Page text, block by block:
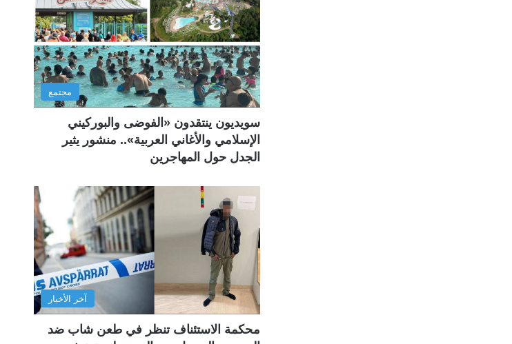
مجتمع
سويديون ينتقدون «الفوضى والبوركيني
الإسلامي والأغاني العربية».. منشور يثير
الجدل حول المهاجرين
آخر الأخبار
محكمة الاستئناف تنظر في طعن شاب ضد